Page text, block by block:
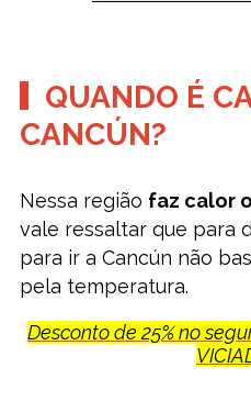
QUANDO É
CANCÚN?
Nessa região faz calor
vale ressaltar que para
para ir a Cancún não
pela temperatura.
Desconto de 25% no